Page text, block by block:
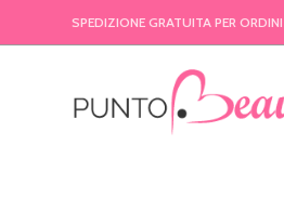
SPEDIZIONE GRATUITA PER